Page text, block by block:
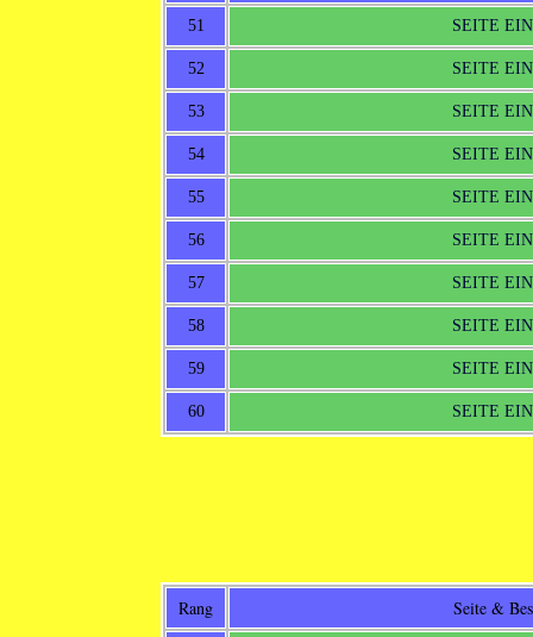
51 SEITE
52 SEITE
53 SEITE
54 SEITE
55 SEITE
56 SEITE
57 SEITE
58 SEITE
59 SEITE
60 SEITE
Rang Seite &